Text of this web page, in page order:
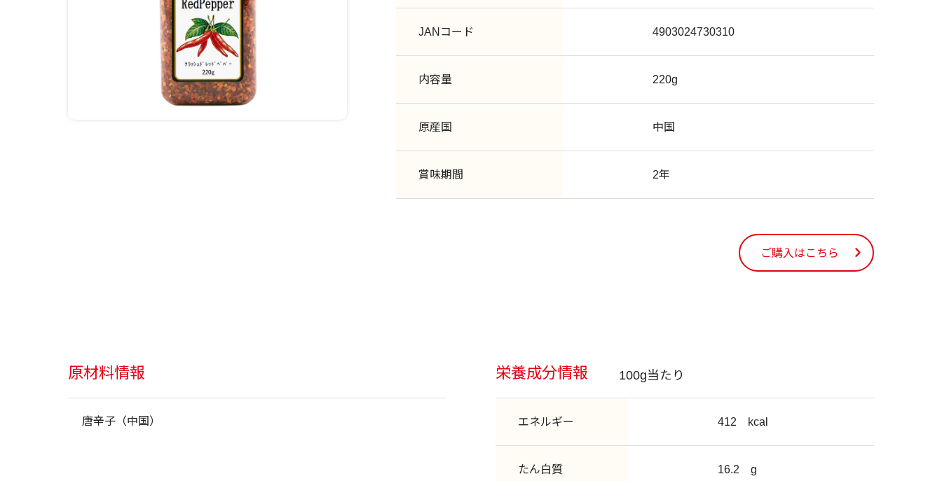
JANコード 4903024730310
内容量 220g
原産国 中国
賞味期間 2年
ご購入はこちら
原材料情報
唐辛子（中国）
栄養成分情報 100g当たり
エネルギー 412 kcal
たん白質 16.2 g